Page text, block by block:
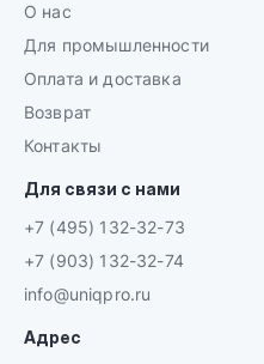
О нас
Для промышленности
Оплата и доставка
Возврат
Контакты
Для связи с нами
+7 (495) 132-32-73
+7 (903) 132-32-74
info@uniqpro.ru
Адрес